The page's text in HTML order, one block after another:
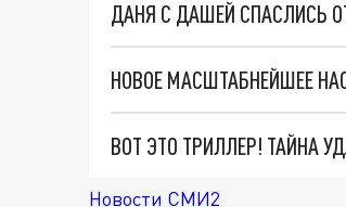
ДАНЯ С ДАШЕЙ СПАСЛИСЬ
ВОТ ЭТО ТРИЛЛЕР! ТАЙНА
Новости СМИ2